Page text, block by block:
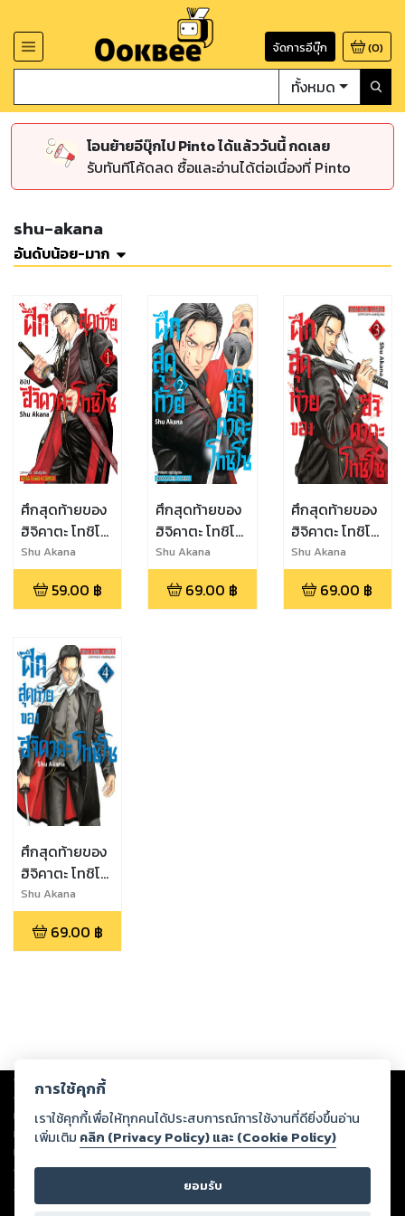
จัดการอีบุ๊ก (0)
ทั้งหมด
โอนย้ายอีบุ๊กไป Pinto ได้แล้ววันนี้ กดเลย
รับทันทีโค้ดลด ซื้อและอ่านได้ต่อเนื่องที่ Pinto
shu-akana
อันดับน้อย-มาก
ศึกสุดท้ายของ
ฮิจิคาตะ โทชิโซ
เล่ม 1
Shu Akana
59.00 ฿
ศึกสุดท้ายของ
ฮิจิคาตะ โทชิโซ
เล่ม 2
Shu Akana
69.00 ฿
ศึกสุดท้ายของ
ฮิจิคาตะ โทชิโซ
เล่ม 3
Shu Akana
69.00 ฿
ศึกสุดท้ายของ
ฮิจิคาตะ โทชิโซ
เล่ม 4
Shu Akana
69.00 ฿
Copyright © 2026
ต่อผลงานหรือเนื้อหาใดที่อัปโหลดผ่านเว็บไซต์และปรากฏว่าละเมิดสิทธิใน
ทรัพย์สินทางปัญญาของบุคคลอื่นหรือขัดต่อกฎหมายและศีลธรรม ดังนั้น ผู้อ่าน
ทุกท่านโปรดใช้วิจารณญาณในการกลั่นกรองด้วยตนเอง และหากท่านพบว่าส่วน
หนึ่งส่วนใดขัดต่อกฎหมายและศีลธรรม กรุณาแจ้งมายังบริษัท เพื่อทีมงานจะได้
ดำเนินการในทันที ทั้งนี้ ทางสตอรี่ล็อกขอสงวนลิขสิทธิ์ตามพระราชบัญญัติ
ลิขสิทธิ์ พ.ศ. 2537 (ฉบับล่าสุด)
การใช้คุกกี้
เราใช้คุกกี้เพื่อให้ทุกคนได้ประสบการณ์การใช้งานที่ดียิ่งขึ้นอ่าน
เพิ่มเติม คลิก (Privacy Policy) และ (Cookie Policy)
ยอมรับ